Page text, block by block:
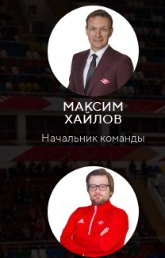
МАКСИМ
ХАЙЛОВ
Начальник команды